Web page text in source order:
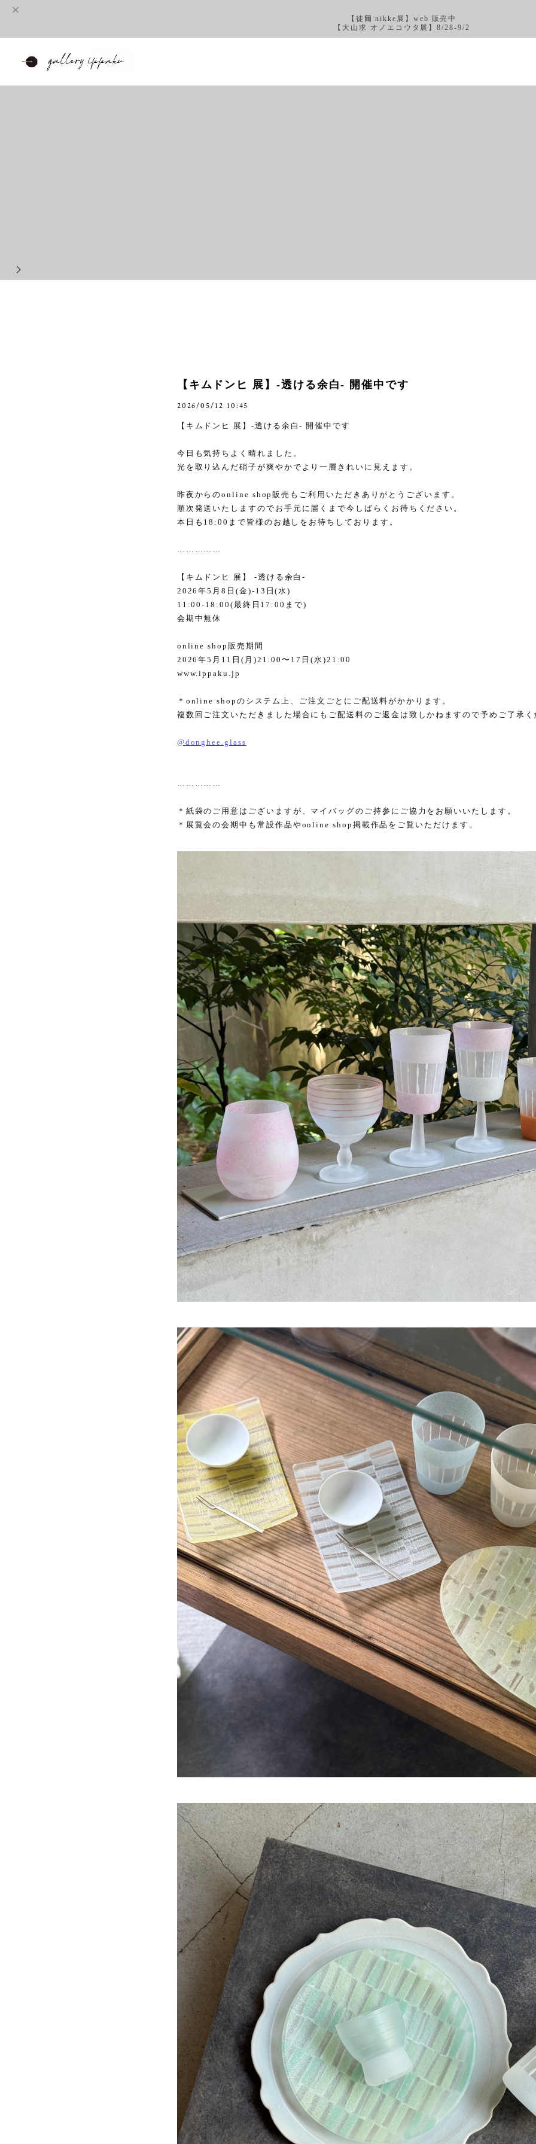
【徒爾 nikke展】web 販売中
【大山求 オノエコウタ展】8/28-9/2
【キムドンヒ 展】-透ける余白- 開催中です
2026/05/12 10:45
【キムドンヒ 展】 -透ける余白- 開催中です
今日も気持ちよく晴れました。
光を取り込んだ硝子が爽やかでより一層きれいに見えます。
昨夜からのonline shop販売もご利用いただきありがとうございます。
順次発送いたしますのでお手元に届くまで今しばらくお待ちください。
本日も 18:00 まで皆様のお越しをお待ちしております。
……………
【キムドンヒ 展】 -透ける余白-
2026年5 月8 日 (金)-13 日(水)
11:00-18:00(最終日 17:00 まで)
会期中無休
online shop 販売期間
2026年5 月 11 日 ( 月 )21:00〜 17 日 (水)21:00
www.ippaku.jp
＊ online shop のシステム上、ご注文ごとにご配送料がかかります。
複数回ご注文いただきました場合にもご配送料のご返金は致しかねますので予めご了承く
@donghee.glass
……………
＊紙袋のご用意はございますが、マイバッグのご持参にご協力をお願いいたします。
＊展覧会の会期中も常設作品やonline shop 掲載作品をご覧いただけます。